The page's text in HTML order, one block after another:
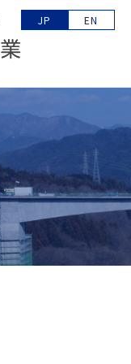
JP EN